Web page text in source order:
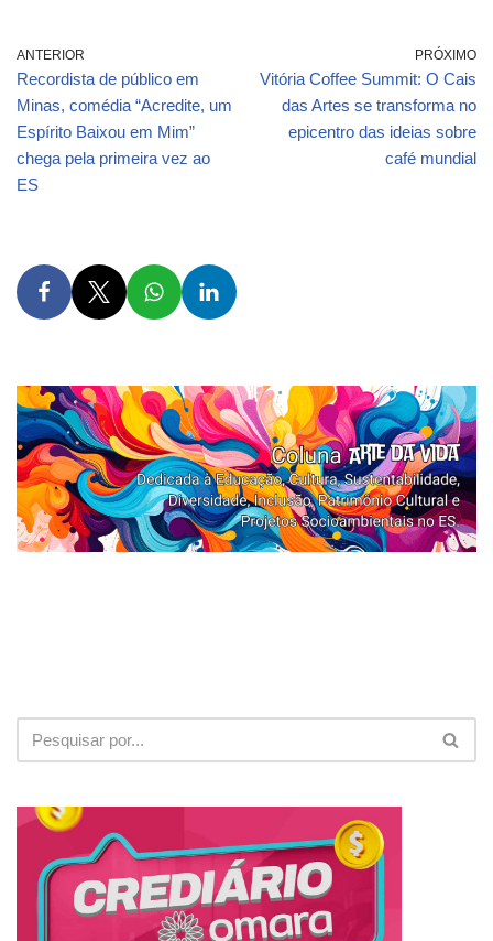
ANTERIOR
Recordista de público em
Minas, comédia “Acredite, um
Espírito Baixou em Mim”
chega pela primeira vez ao
ES
PRÓXIMO
Vitória Coffee Summit: O Cais
das Artes se transforma no
epicentro das ideias sobre
café mundial